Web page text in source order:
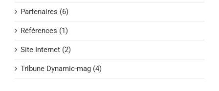
Partenaires (6)
Références (1)
Site Internet (2)
Tribune Dynamic-mag (4)